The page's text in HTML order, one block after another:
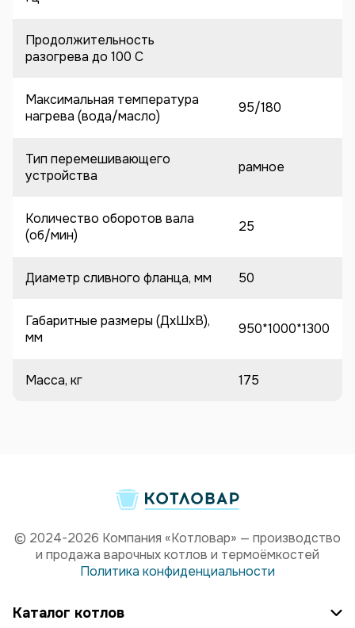
Продолжительность
разогрева до 100 C
Максимальная температура
нагрева (вода/масло)
95/180
Тип перемешивающего
устройства
рамное
Количество оборотов вала
(об/мин)
25
Диаметр сливного фланца, мм 50
Габаритные размеры (ДхШхВ),
мм
950*1000*1300
Масса, кг 175
© 2024-2026 Компания «Котловар» — производство
и продажа варочных котлов и термоёмкостей
Политика конфиденциальности
Каталог котлов